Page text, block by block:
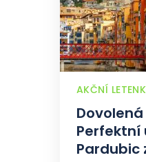
AKČNÍ
Perfektní
Pardubic